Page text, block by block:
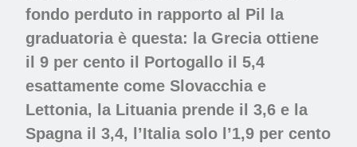
fondo perduto in rapporto al Pil la
graduatoria è questa: la Grecia ottiene
il 9 per cento il Portogallo il 5,4
esattamente come Slovacchia e
Lettonia, la Lituania prende il 3,6 e la
Spagna il 3,4, l’Italia solo l’1,9 per cento